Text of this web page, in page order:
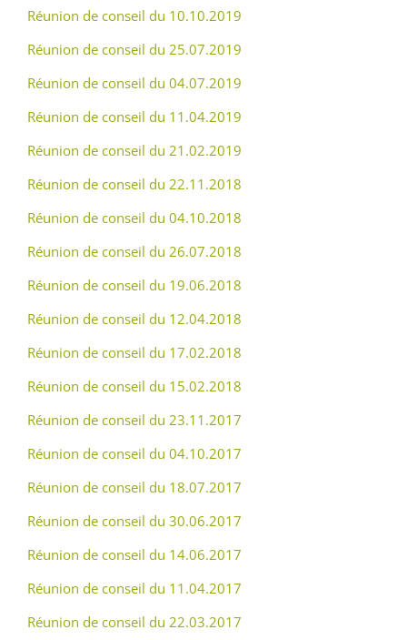
Réunion de conseil du 10.10.2019
Réunion de conseil du 25.07.2019
Réunion de conseil du 04.07.2019
Réunion de conseil du 11.04.2019
Réunion de conseil du 21.02.2019
Réunion de conseil du 22.11.2018
Réunion de conseil du 04.10.2018
Réunion de conseil du 26.07.2018
Réunion de conseil du 19.06.2018
Réunion de conseil du 12.04.2018
Réunion de conseil du 17.02.2018
Réunion de conseil du 15.02.2018
Réunion de conseil du 23.11.2017
Réunion de conseil du 04.10.2017
Réunion de conseil du 18.07.2017
Réunion de conseil du 30.06.2017
Réunion de conseil du 14.06.2017
Réunion de conseil du 11.04.2017
Réunion de conseil du 22.03.2017